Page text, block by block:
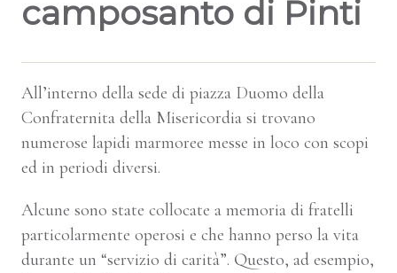
camposanto di Pinti
All’interno della sede di piazza Duomo della
Confraternita della Misericordia si trovano
numerose lapidi marmoree messe in loco con scopi
ed in periodi diversi.
Alcune sono state collocate a memoria di fratelli
particolarmente operosi e che hanno perso la vita
durante un “servizio di carità”. Questo, ad esempio,